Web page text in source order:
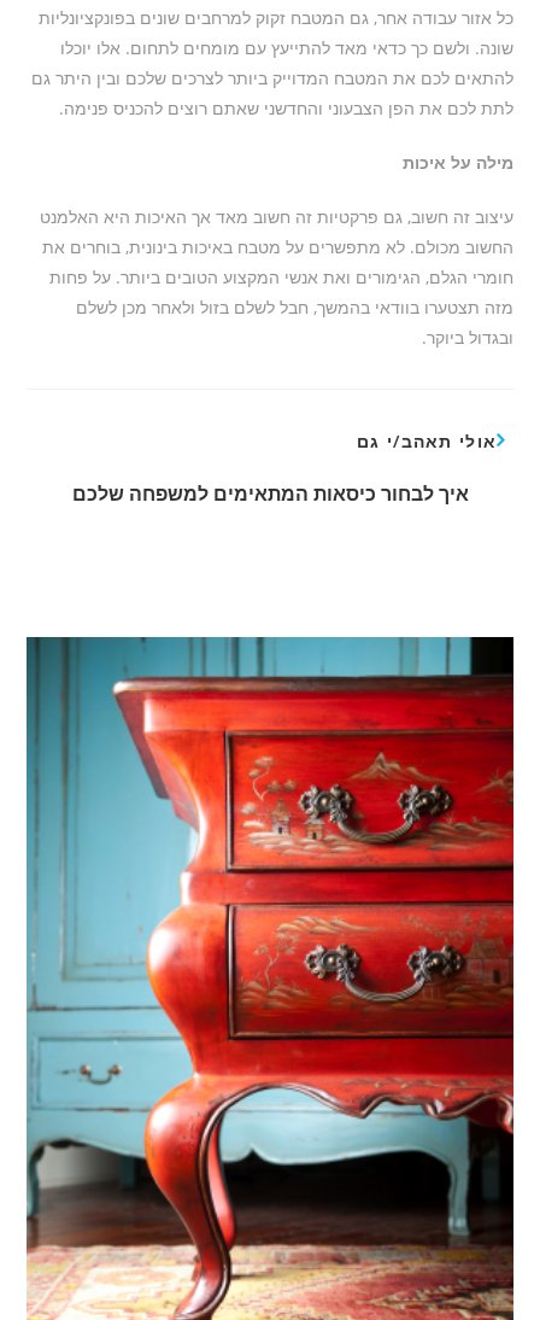
כל אזור עבודה אחר, גם המטבח זקוק למרחבים שונים בפונקציונליות
שונה. ולשם כך כדאי מאד להתייעץ עם מומחים לתחום. אלו יוכלו
להתאים לכם את המטבח המדוייק ביותר לצרכים שלכם ובין היתר גם
לתת לכם את הפן הצבעוני והחדשני שאתם רוצים להכניס פנימה.
מילה על איכות
עיצוב זה חשוב, גם פרקטיות זה חשוב מאד אך האיכות היא האלמנט
החשוב מכולם. לא מתפשרים על מטבח באיכות בינונית, בוחרים את
חומרי הגלם, הגימורים ואת אנשי המקצוע הטובים ביותר. על פחות
מזה תצטערו בוודאי בהמשך, חבל לשלם בזול ולאחר מכן לשלם
ובגדול ביוקר.
אולי תאהב/י גם
איך לבחור כיסאות המתאימים למשפחה שלכם